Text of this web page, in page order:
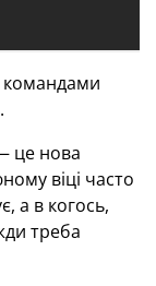
командами
це нова
віці часто
а в когось,
треба